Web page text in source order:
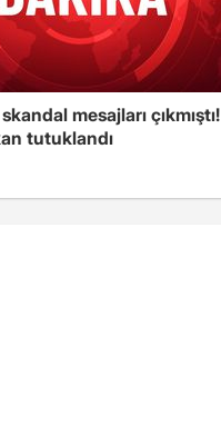
mesajları çıkmıştı!
tutuklandı